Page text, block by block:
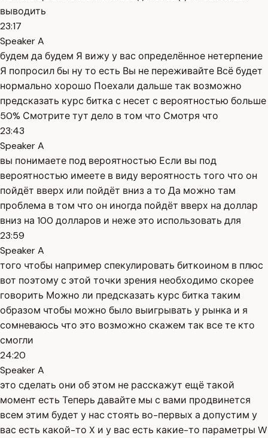
выводить
23:17
Speaker A
будем да будем Я вижу у вас определённое нетерпение
Я попросил бы ну то есть Вы не переживайте Всё будет
нормально хорошо Поехали дальше так возможно
предсказать курс битка с несет с вероятностью больше
50% Смотрите тут дело в том что Смотря что
23:43
Speaker A
вы понимаете под вероятностью Если вы под
вероятностью имеете в виду вероятность того что он
пойдёт вверх или пойдёт вниз а то Да можно там
проблема в том что он иногда пойдёт вверх на доллар
вниз на 100 долларов и неже это использовать для
23:59
Speaker A
того чтобы например спекулировать биткоином в плюс
вот поэтому с этой точки зрения необходимо скорее
говорить Можно ли предсказать курс битка таким
образом чтобы можно было выигрывать у рынка и я
сомневаюсь что это возможно скажем так все те кто
смогли
24:20
Speaker A
это сделать они об этом не расскажут ещё такой
момент есть Теперь давайте мы с вами продвинется
всем этим будет у нас стоять во-первых а допустим у
вас есть какой-то X и у вас есть какие-то параметры W